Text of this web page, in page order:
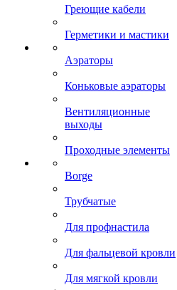
Греющие кабели
Герметики и мастики
Аэраторы
Коньковые аэраторы
Вентиляционные
выходы
Проходные элементы
Borge
Трубчатые
Для профнастила
Для фальцевой кровли
Для мягкой кровли